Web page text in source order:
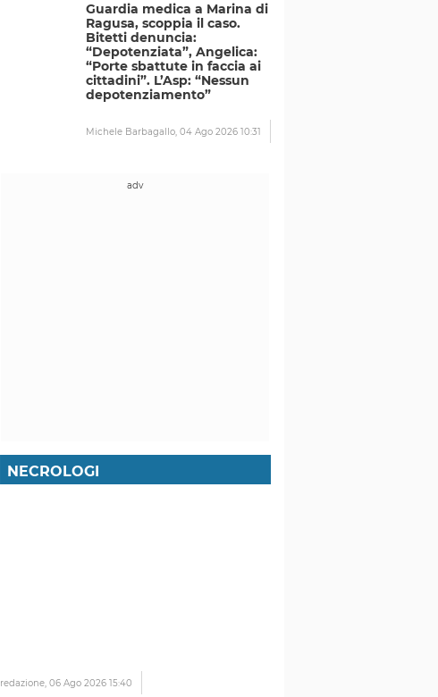
Guardia medica a Marina di
Ragusa, scoppia il caso.
Bitetti denuncia:
“Depotenziata”, Angelica:
“Porte sbattute in faccia ai
cittadini”. L’Asp: “Nessun
depotenziamento”
Michele Barbagallo, 04 Ago 2026 10:31
NECROLOGI
redazione, 06 Ago 2026 15:40